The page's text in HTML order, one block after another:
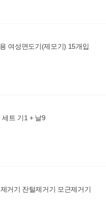
여성면도기(제모기) 15개입
트 기1 + 날9
거기 잔털제거기 모근제거기